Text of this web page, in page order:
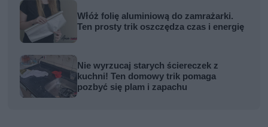
Włóż folię aluminiową do zamrażarki.
Ten prosty trik oszczędza czas i energię
Nie wyrzucaj starych ściereczek z
kuchni! Ten domowy trik pomaga
pozbyć się plam i zapachu